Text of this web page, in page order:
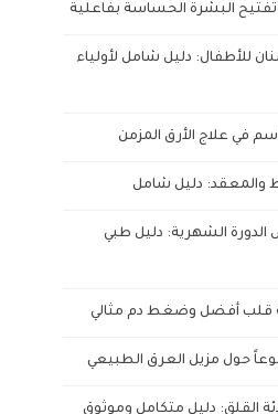
البشرة الحساسة بفاعلية
للأطفال: دليل شامل لأولياء
في علاج الأرق المزمن
والمعقد: دليل شامل
الدورة الشهرية: دليل طبي
قلب أفضل وضغط دم مثالي
حول مزيل العرق الطبيعي
القلق: دليل متكامل وموثوق